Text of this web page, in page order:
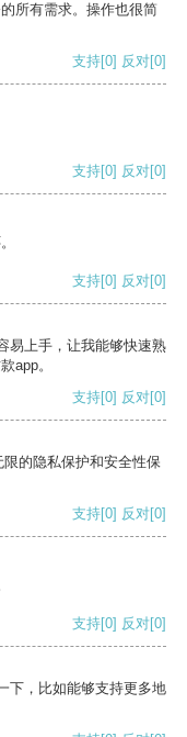
所有需求。操作也很简
支持[0] 反对[0]
支持[0] 反对[0]
支持[0] 反对[0]
易上手，让我能够快速熟
app。
支持[0] 反对[0]
的隐私保护和安全性保
支持[0] 反对[0]
支持[0] 反对[0]
下，比如能够支持更多地